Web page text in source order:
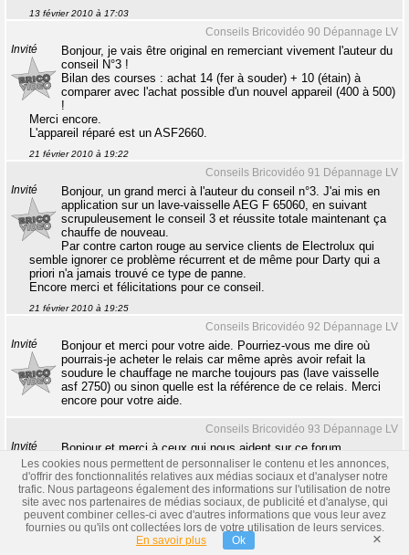
13 février 2010 à 17:03
Conseils Bricovidéo 90 Dépannage LV
Invité
Bonjour, je vais être original en remerciant vivement l'auteur du
conseil N°3 !
Bilan des courses : achat 14 (fer à souder) + 10 (étain) à
comparer avec l'achat possible d'un nouvel appareil (400 à 500)
!
Merci encore.
L'appareil réparé est un ASF2660.
21 février 2010 à 19:22
Conseils Bricovidéo 91 Dépannage LV
Invité
Bonjour, un grand merci à l'auteur du conseil n°3. J'ai mis en
application sur un lave-vaisselle AEG F 65060, en suivant
scrupuleusement le conseil 3 et réussite totale maintenant ça
chauffe de nouveau.
Par contre carton rouge au service clients de Electrolux qui
semble ignorer ce problème récurrent et de même pour Darty qui a
priori n'a jamais trouvé ce type de panne.
Encore merci et félicitations pour ce conseil.
21 février 2010 à 19:25
Conseils Bricovidéo 92 Dépannage LV
Invité
Bonjour et merci pour votre aide. Pourriez-vous me dire où
pourrais-je acheter le relais car même après avoir refait la
soudure le chauffage ne marche toujours pas (lave vaisselle
asf 2750) ou sinon quelle est la référence de ce relais. Merci
encore pour votre aide.
Conseils Bricovidéo 93 Dépannage LV
Invité
Bonjour et merci à ceux qui nous aident sur ce forum.
Pour ma part, une fois la soudure effectuée, j'ai toujours le
même problème.
Est-ce que cela peut venir du relais ?
Quelqu'un pourrait-il me dire comment le tester ? Merci de votre
aide.
Conseils Bricovidéo 94 Dépannage LV
Les cookies nous permettent de personnaliser le contenu et les annonces,
d'offrir des fonctionnalités relatives aux médias sociaux et d'analyser notre
trafic. Nous partageons également des informations sur l'utilisation de notre
site avec nos partenaires de médias sociaux, de publicité et d'analyse, qui
peuvent combiner celles-ci avec d'autres informations que vous leur avez
fournies ou qu'ils ont collectées lors de votre utilisation de leurs services.
En savoir plus
Ok ×